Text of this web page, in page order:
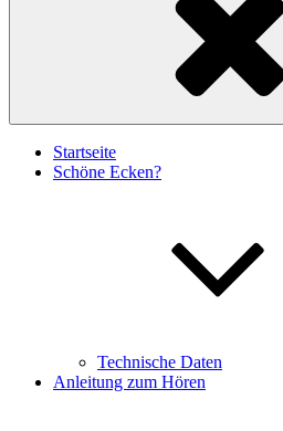
Startseite
Schöne Ecken?
Technische Daten
Anleitung zum Hören